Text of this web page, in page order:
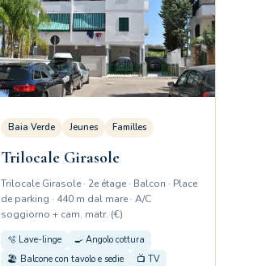
Baia Verde Jeunes Familles
Trilocale Girasole
Trilocale Girasole · 2e étage · Balcon · Place
de parking · 440 m dal mare · A/C
soggiorno + cam. matr. (€)
🫧 Lave-linge
🍳 Angolo cottura
🏖️ Balcone con tavolo e sedie
📺 TV